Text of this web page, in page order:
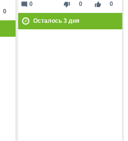
0
thumb_down 0 thumb_up 0
mode_comment 0
Осталось 3дня